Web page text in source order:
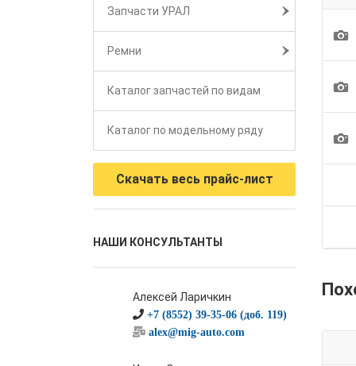
Запчасти УРАЛ
Ремни
Каталог запчастей по видам
Каталог по модельному ряду
Скачать весь прайс-лист
НАШИ КОНСУЛЬТАНТЫ
Алексей Ларичкин
+7 (8552) 39-35-06 (доб. 119)
alex@mig-auto.com
1
1
1